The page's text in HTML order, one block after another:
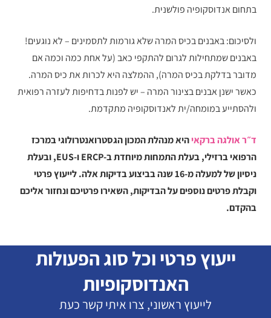
בתחום אנדוסקופיה פולשנית.
ולסיכום: באבנים בכיס המרה שלא גורמות לתסמינים – לא נוגעים!
באבנים שמתחילות לגרום להתקפי כאב (על אחת כמה וכמה אם
מדובר בדלקת בכיס המרה), ההמלצה היא לכרות את כיס המרה.
כאשר ישנן אבנים בצינור המרה – יש לפנות בדחיפות לעזרה רפואית
ולהסתייע במומחה/ית לאנדוסקופיה מתקדמת.
ד״ר אולגה ברקאיהיא מנהלת המכון הגסטרואנטרולוגי במרכז
הרפואי ברזילי, בעלת התמחות מיוחדת ב-ERCP ו-EUS, ובעלת
ניסיון של למעלה מ-16 שנה בביצוע בדיקות אלה. לייעוץ פרטי
וקבלת פרטים נוספים על הבדיקות, השאירו פרטיכם ונחזור אליכם
בהקדם.
ייעוץ פרטי וכל סוג הפעולות
האנדוסקופיות
לייעוץ ראשוני, צרו איתי קשר כעת